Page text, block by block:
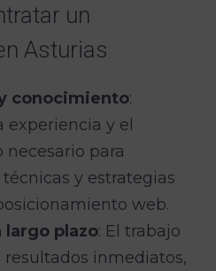
un
Asturias
conocimiento:
experiencia y el
para
y estrategias
web.
largo plazo: El trabajo
resultados inmediatos,